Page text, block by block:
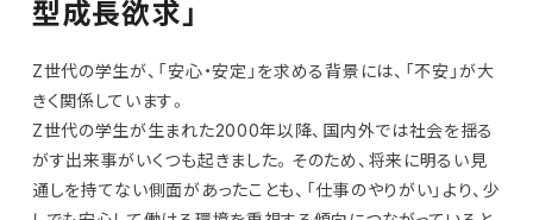
型成長欲求」
Z世代の学生が、「安心・安定」を求める背景には、「不安」が大
きく関係しています。
Z世代の学生が生まれた2000年以降、国内外では社会を揺る
がす出来事がいくつも起きました。そのため、将来に明るい見
通しを持てない側面があったことも、「仕事のやりがい」より、少